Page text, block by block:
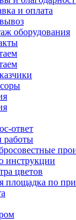
и оплата
оборудования
ответ
инструкции
цветов
площадка по